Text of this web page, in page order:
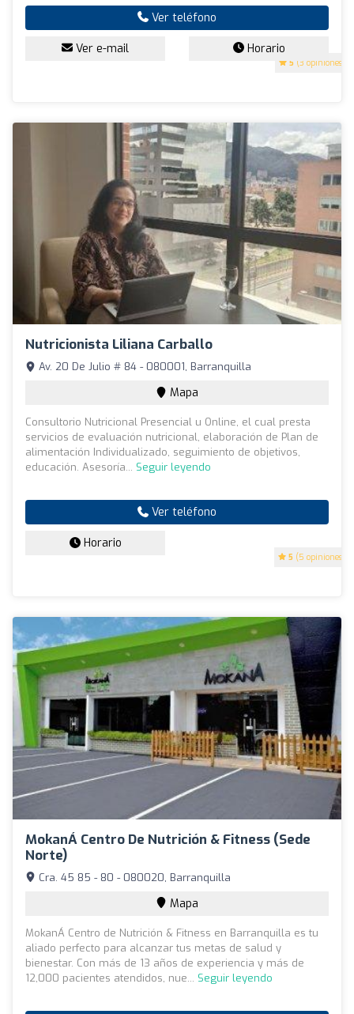
5 (3 opiniones)
Ver teléfono
Ver e-mail Horario
Nutricionista Liliana Carballo
5 (5 opiniones)
Av. 20 De Julio # 84 - 080001, Barranquilla
Mapa
Consultorio Nutricional Presencial u Online, el cual presta
servicios de evaluación nutricional, elaboración de Plan de
alimentación Individualizado, seguimiento de objetivos,
educación. Asesoría... Seguir leyendo
Ver teléfono
Horario
MokanÁ Centro De Nutrición & Fitness (Sede
Norte)
Cra. 45 85 - 80 - 080020, Barranquilla
Mapa
MokanÁ Centro de Nutrición & Fitness en Barranquilla es tu
aliado perfecto para alcanzar tus metas de salud y
bienestar. Con más de 13 años de experiencia y más de
12,000 pacientes atendidos, nue... Seguir leyendo